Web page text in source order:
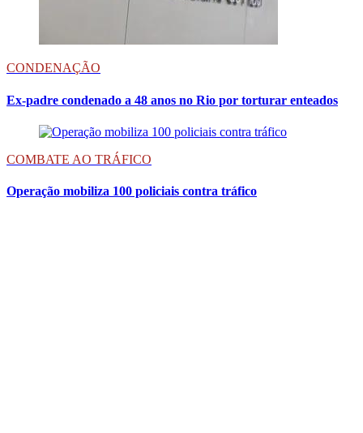
CONDENAÇÃO
Ex-padre condenado a 48 anos no Rio por torturar enteados
COMBATE AO TRÁFICO
Operação mobiliza 100 policiais contra tráfico